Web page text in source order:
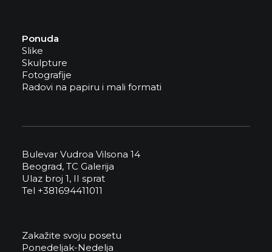
Ponuda
Slike
Skulpture
Fotografije
Radovi na papiru i mali formati
Bulevar Vudroa Vilsona 14
Beograd, TC Galerija
Ulaz broj 1, II sprat
Tel +381694411011
Zakažite svoju posetu
Ponedeljak-Nedelja